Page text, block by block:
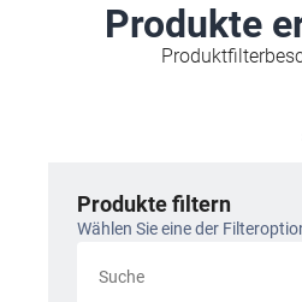
Produkte
Produkte filtern
Wählen Sie eine der